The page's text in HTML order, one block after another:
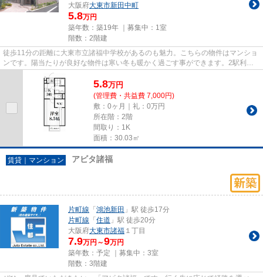
大阪府大東市新田中町
5.8万円
築年数：築19年 ｜募集中： 1室
階数：2階建
徒歩11分の距離に大東市立諸福中学校があるのも魅力。こちらの物件はマンショ
ンです。陽当たりが良好な物件は寒い冬も暖かく過ごす事ができます。2駅利用
可能の物件です。住都エステー...
5.8万円
(管理費・共益費 7,000円)
敷：0ヶ月｜礼：0万円
所在階：2階
間取り：1K
面積：30.03㎡
賃貸｜マンション アビタ諸福
片町線 「 鴻池新田 」駅 徒歩17分
片町線 「 住道 」駅 徒歩20分
大阪府大東市諸福 １丁目
7.9万円～9万円
築年数：予定 ｜募集中： 3室
階数：3階建